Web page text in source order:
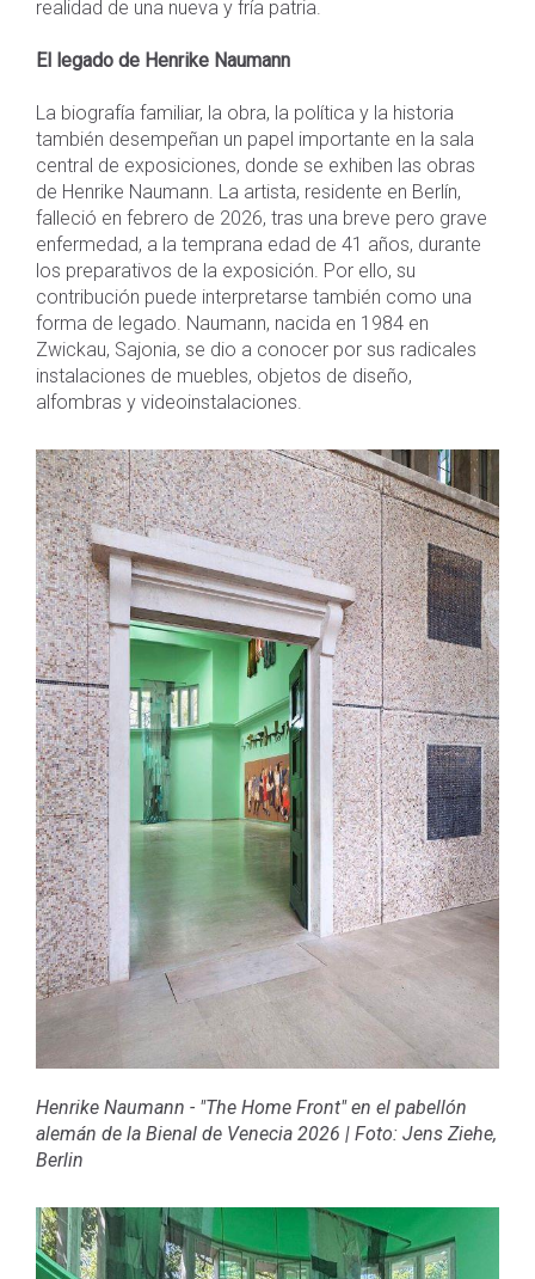
realidad de una nueva y fría patria.
El legado de Henrike Naumann
La biografía familiar, la obra, la política y la historia
también desempeñan un papel importante en la sala
central de exposiciones, donde se exhiben las obras
de Henrike Naumann. La artista, residente en Berlín,
falleció en febrero de 2026, tras una breve pero grave
enfermedad, a la temprana edad de 41 años, durante
los preparativos de la exposición. Por ello, su
contribución puede interpretarse también como una
forma de legado. Naumann, nacida en 1984 en
Zwickau, Sajonia, se dio a conocer por sus radicales
instalaciones de muebles, objetos de diseño,
alfombras y videoinstalaciones.
Henrike Naumann - "The Home Front" en el pabellón
alemán de la Bienal de Venecia 2026 | Foto: Jens Ziehe,
Berlin